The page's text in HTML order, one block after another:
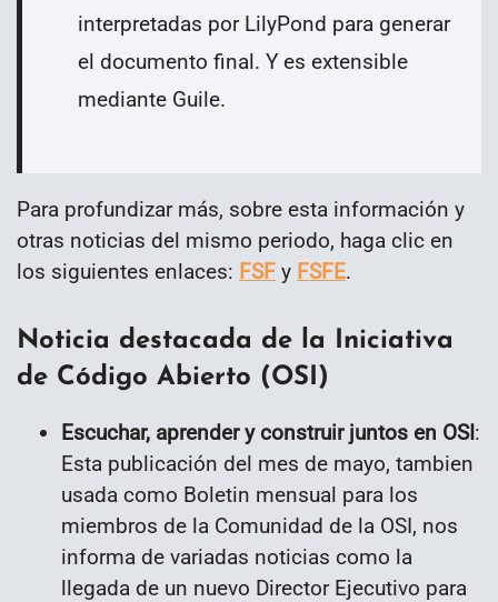
interpretadas por LilyPond para generar
el documento final. Y es extensible
mediante Guile.
Para profundizar más, sobre esta información y
otras noticias del mismo periodo, haga clic en
los siguientes enlaces: FSF y FSFE.
Noticia destacada de la Iniciativa
de Código Abierto (OSI)
Escuchar, aprender y construir juntos en OSI:
Esta publicación del mes de mayo, tambien
usada como Boletin mensual para los
miembros de la Comunidad de la OSI, nos
informa de variadas noticias como la
llegada de un nuevo Director Ejecutivo para